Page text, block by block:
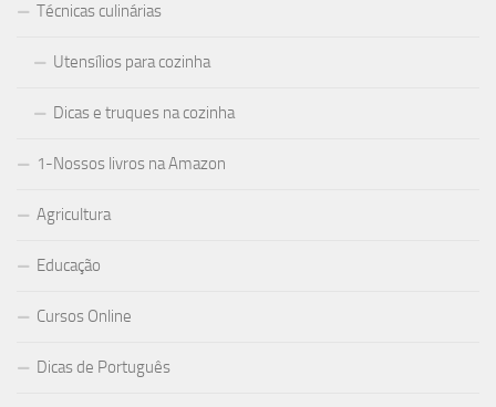
Técnicas culinárias
Utensílios para cozinha
Dicas e truques na cozinha
1-Nossos livros na Amazon
Agricultura
Educação
Cursos Online
Dicas de Português